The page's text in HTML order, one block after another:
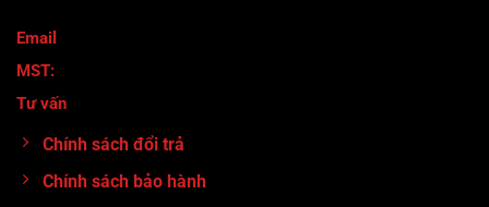
Email
MST:
Tư vấn
Chính sách đổi trả
Chính sách bảo hành